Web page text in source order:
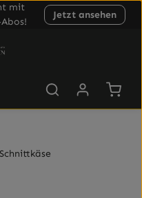
mit
Jetzt ansehen
Schnittkäse